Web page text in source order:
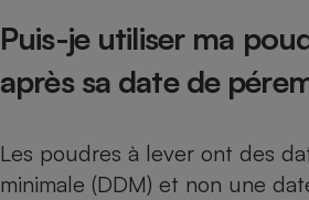
Puis-je utiliser ma
après sa date de
Les poudres à lever ont des
minimale (DDM) et non une